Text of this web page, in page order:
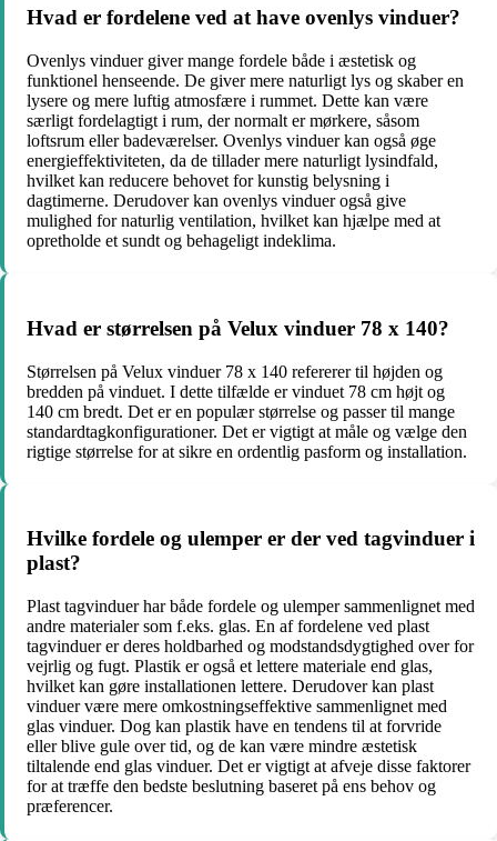
Hvad er fordelene ved at have ovenlys vinduer?
Ovenlys vinduer giver mange fordele både i æstetisk og
funktionel henseende. De giver mere naturligt lys og skaber en
lysere og mere luftig atmosfære i rummet. Dette kan være
særligt fordelagtigt i rum, der normalt er mørkere, såsom
loftsrum eller badeværelser. Ovenlys vinduer kan også øge
energieffektiviteten, da de tillader mere naturligt lysindfald,
hvilket kan reducere behovet for kunstig belysning i
dagtimerne. Derudover kan ovenlys vinduer også give
mulighed for naturlig ventilation, hvilket kan hjælpe med at
opretholde et sundt og behageligt indeklima.
Hvad er størrelsen på Velux vinduer 78 x 140?
Størrelsen på Velux vinduer 78 x 140 refererer til højden og
bredden på vinduet. I dette tilfælde er vinduet 78 cm højt og
140 cm bredt. Det er en populær størrelse og passer til mange
standardtagkonfigurationer. Det er vigtigt at måle og vælge den
rigtige størrelse for at sikre en ordentlig pasform og installation.
Hvilke fordele og ulemper er der ved tagvinduer i
plast?
Plast tagvinduer har både fordele og ulemper sammenlignet med
andre materialer som f.eks. glas. En af fordelene ved plast
tagvinduer er deres holdbarhed og modstandsdygtighed over for
vejrlig og fugt. Plastik er også et lettere materiale end glas,
hvilket kan gøre installationen lettere. Derudover kan plast
vinduer være mere omkostningseffektive sammenlignet med
glas vinduer. Dog kan plastik have en tendens til at forvride
eller blive gule over tid, og de kan være mindre æstetisk
tiltalende end glas vinduer. Det er vigtigt at afveje disse faktorer
for at træffe den bedste beslutning baseret på ens behov og
præferencer.